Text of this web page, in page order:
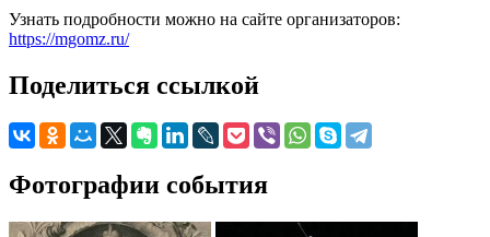
Узнать подробности можно на сайте организаторов:
https://mgomz.ru/
Поделиться ссылкой
Фотографии события